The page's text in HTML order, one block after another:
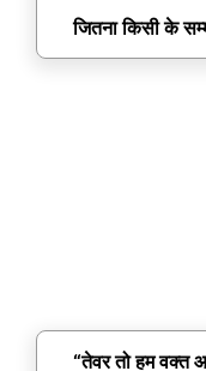
जितना किसी के
“तेवर तो हम वक्त